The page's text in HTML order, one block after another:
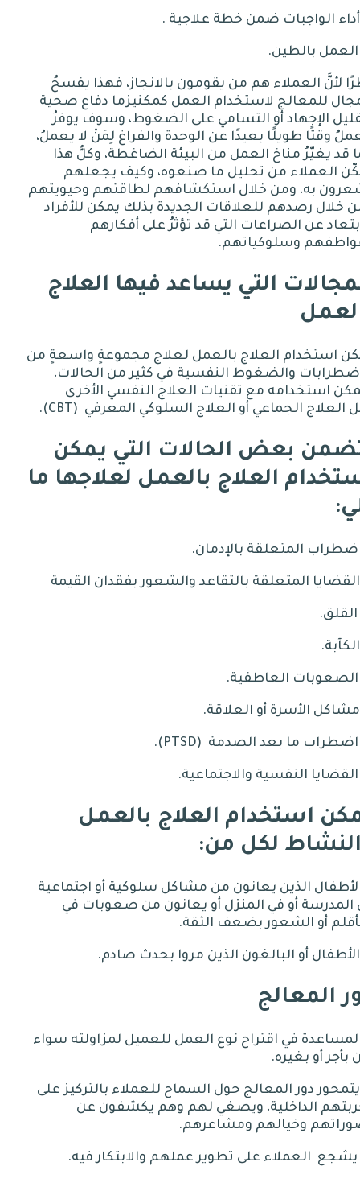
الواجبات ضمن خطة علاجية .
بالطين.
لأنَّ العملاء هم من يقومون بالانجاز، فهذا يفسحُ
للمعالج لاستخدام العمل كمكنيزما دفاع صحية
الإجهاد أو التسامي على الضغوط، وسوف يوفرُ
وقتًا طويلًا بعيدًا عن الوحدة والفراغ لِمَنْ لا يعملُ،
قد يغيّرُ مناخ العمل من البيئة الضاغطة، وكلُّ هذا
العملاء من تحليل ما صنعوه، وكيف يجعلهم
به، ومن خلال استكشافهم لطاقتهم وحيويتهم
خلال رصدهم للعلاقات الجديدة بذلك يمكن للأفراد
عن الصراعات التي قد تؤثرُ على أفكارهم
وسلوكياتهم.
التي يساعد فيها العلاج
استخدام العلاج بالعمل لعلاج مجموعةٍ واسعةٍ من
والضغوط النفسية في كثير من الحالات،
استخدامه مع تقنيات العلاج النفسي الأخرى
العلاج الجماعي أو العلاج السلوكي المعرفي (CBT).
بعض الحالات التي يمكن
العلاج بالعمل لعلاجها ما
:
المتعلقة بالإدمان.
المتعلقة بالتقاعد والشعور بفقدان القيمة
.
.
العاطفية.
الأسرة أو العلاقة.
ما بعد الصدمة (PTSD).
النفسية والاجتماعية.
استخدام العلاج بالعمل
لكل من:
الذين يعانون من مشاكل سلوكية أو اجتماعية
المدرسة أو في المنزل أو يعانون من صعوبات في
أو الشعور بضعف الثقة.
أو البالغون الذين مروا بحدث صادم.
المعالج
في اقتراح نوع العمل للعميل لمزاولته سواء
بأجر أو بغيره.
دور المعالج حول السماح للعملاء بالتركيز على
الداخلية، ويصغي لهم وهم يكشفون عن
وخيالهم ومشاعرهم.
العملاء على تطوير عملهم والابتكار فيه.